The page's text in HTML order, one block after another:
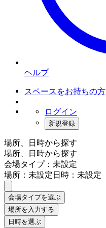
ヘルプ
スペースをお持ちの方
ログイン
新規登録
場所、日時から探す
場所、日時から探す
会場タイプ：未設定
場所：未設定日時：未設定
会場タイプを選ぶ
場所を入力する
日時を選ぶ